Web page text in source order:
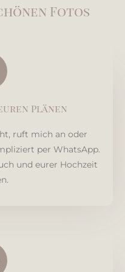
Fotos
Plänen
ruft mich an oder
per WhatsApp.
und eurer Hochzeit